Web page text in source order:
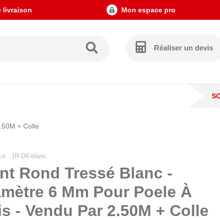
la France
livraison Mon espace pro
Réaliser un devis
+ Colle
: JR-D6-blanc
Rond Tressé Blanc -
6 Mm Pour Poele À
- Vendu Par 2.50M + Colle